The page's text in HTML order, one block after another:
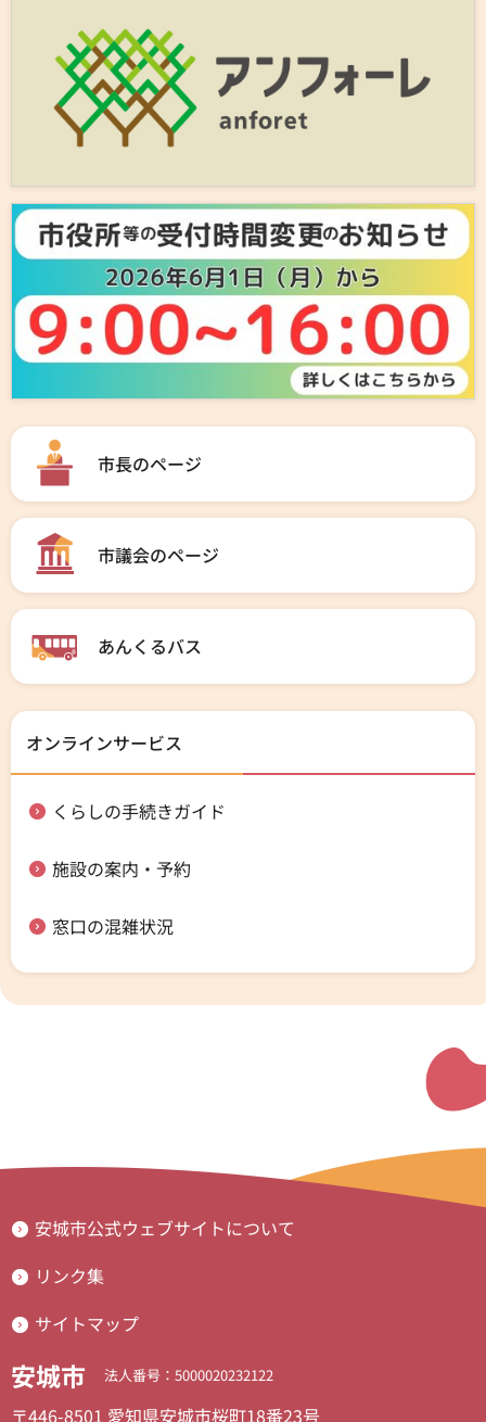
市長のページ
市議会のページ
あんくるバス
オンラインサービス
くらしの手続きガイド
施設の案内・予約
窓口の混雑状況
安城市公式ウェブサイトについて
リンク集
サイトマップ
安城市 法人番号：5000020232122
〒446-8501 愛知県安城市桜町18番23号